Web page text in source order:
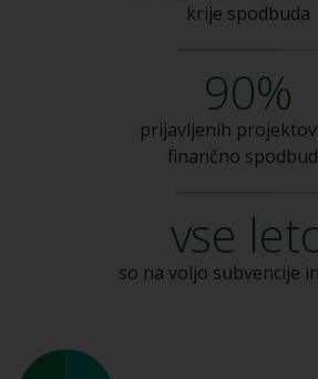
krije spodbuda
90%
prijavljenih
finančno
vse
so na voljo subvencije